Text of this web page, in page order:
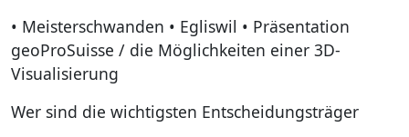
• Meisterschwanden • Egliswil • Präsentation
geoProSuisse / die Möglichkeiten einer 3D-
Visualisierung
Wer sind die wichtigsten Entscheidungsträger